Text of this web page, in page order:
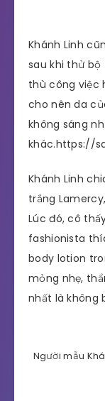
Khánh Linh
sau khi thử
thù công việc
cho nên da
không sáng
khác.https://
Khánh Linh
trắng
Lúc đó, cô
fashionista
body lotion
mỏng nhẹ,
nhất là không
Người mẫu